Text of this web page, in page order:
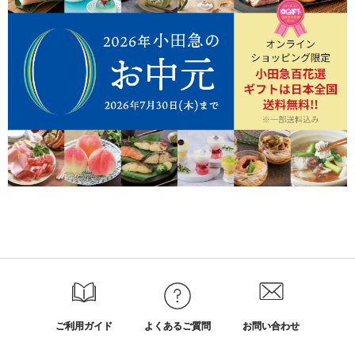
ご利用ガイド よくあるご質問 お問い合わせ